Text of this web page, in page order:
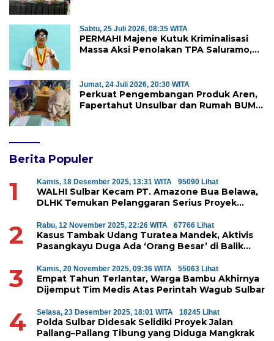
Sabtu, 25 Juli 2026, 08:35 WITA
PERMAHI Majene Kutuk Kriminalisasi
Massa Aksi Penolakan TPA Saluramo,
Jumat, 24 Juli 2026, 20:30 WITA
Perkuat Pengembangan Produk Aren,
Fapertahut Unsulbar dan Rumah BUMN
Berita Populer
1 Kamis, 18 Desember 2025, 13:31 WITA 95090 Lihat
WALHI Sulbar Kecam PT. Amazone Bua Belawa,
DLHK Temukan Pelanggaran Serius Proyek
2 Rabu, 12 November 2025, 22:26 WITA 67766 Lihat
Kasus Tambak Udang Turatea Mandek, Aktivis
Pasangkayu Duga Ada ‘Orang Besar’ di Balik
3 Kamis, 20 November 2025, 09:36 WITA 55063 Lihat
Empat Tahun Terlantar, Warga Bambu Akhirnya
Dijemput Tim Medis Atas Perintah Wagub Sulbar
4 Selasa, 23 Desember 2025, 18:01 WITA 18245 Lihat
Polda Sulbar Didesak Selidiki Proyek Jalan
Pallang–Pallang Tibung yang Diduga Mangkrak